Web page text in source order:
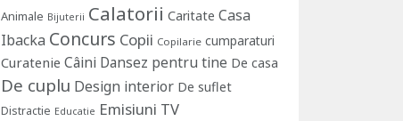
Animale Bijuterii Calatorii Caritate Casa
Ibacka Concurs Copii Copilarie cumparaturi
Curatenie Câini Dansez pentru tine De casa
De cuplu Design interior De suflet
Distractie Educatie Emisiuni TV